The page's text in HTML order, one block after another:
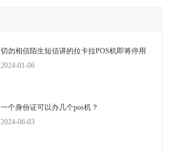
切勿相信陌生短信讲的拉卡拉POS机即将停用
2024-01-06
一个身份证可以办几个pos机？
2024-06-03